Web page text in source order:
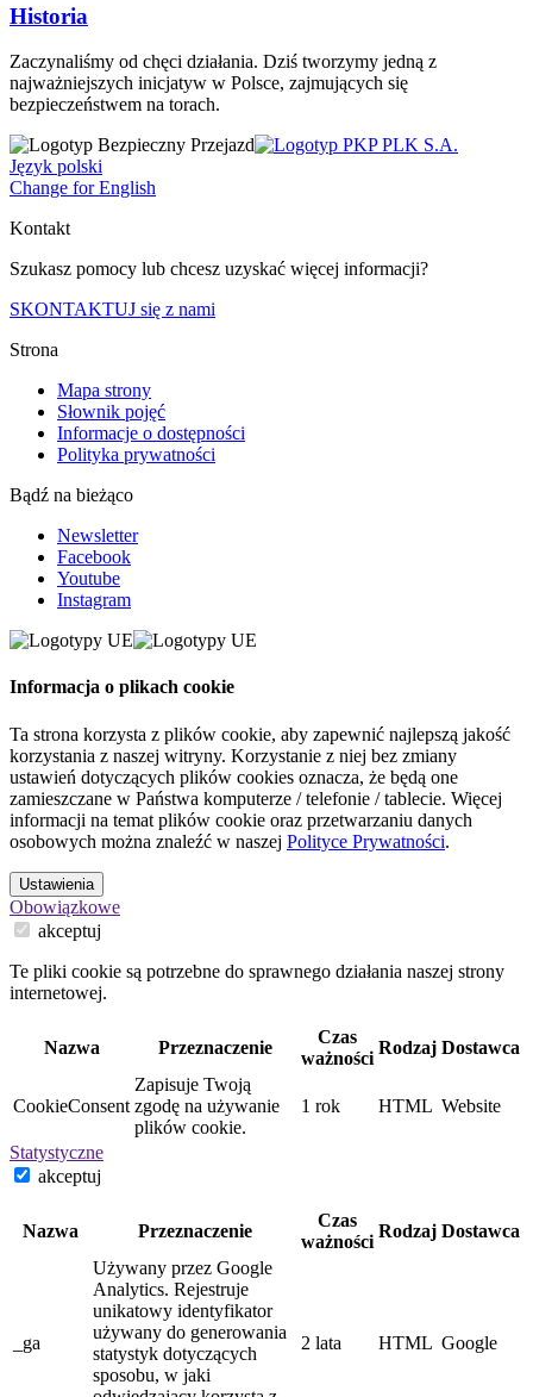
Historia
Zaczynaliśmy od chęci działania. Dziś tworzymy jedną z
najważniejszych inicjatyw w Polsce, zajmujących się
bezpieczeństwem na torach.
Język polski
Change for English
Kontakt
Szukasz pomocy lub chcesz uzyskać więcej informacji?
SKONTAKTUJ się z nami
Strona
Mapa strony
Słownik pojęć
Informacje o dostępności
Polityka prywatności
Bądź na bieżąco
Newsletter
Facebook
Youtube
Instagram
Informacja o plikach cookie
Ta strona korzysta z plików cookie, aby zapewnić najlepszą jakość
korzystania z naszej witryny. Korzystanie z niej bez zmiany
ustawień dotyczących plików cookies oznacza, że będą one
zamieszczane w Państwa komputerze / telefonie / tablecie. Więcej
informacji na temat plików cookie oraz przetwarzaniu danych
osobowych można znaleźć w naszej Polityce Prywatności.
Ustawienia
Obowiązkowe
akceptuj
Te pliki cookie są potrzebne do sprawnego działania naszej strony
internetowej.
Nazwa Przeznaczenie
Czas
ważności
Rodzaj Dostawca
CookieConsent
Zapisuje Twoją
zgodę na używanie
plików cookie.
1 rok HTML Website
Statystyczne
akceptuj
Nazwa Przeznaczenie
Czas
ważności
Rodzaj Dostawca
_ga
Używany przez Google
Analytics. Rejestruje
unikatowy identyfikator
używany do generowania
statystyk dotyczących
sposobu, w jaki
2 lata HTML Google